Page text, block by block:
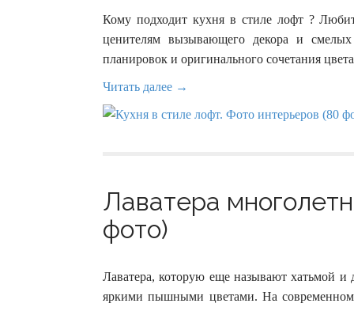
Кому подходит кухня в стиле лофт ?
ценителям вызывающего декора и
планировок и оригинального сочетания
Читать далее →
Лаватера
фото)
Лаватера, которую еще называют хатьмой и
яркими пышными цветами. На